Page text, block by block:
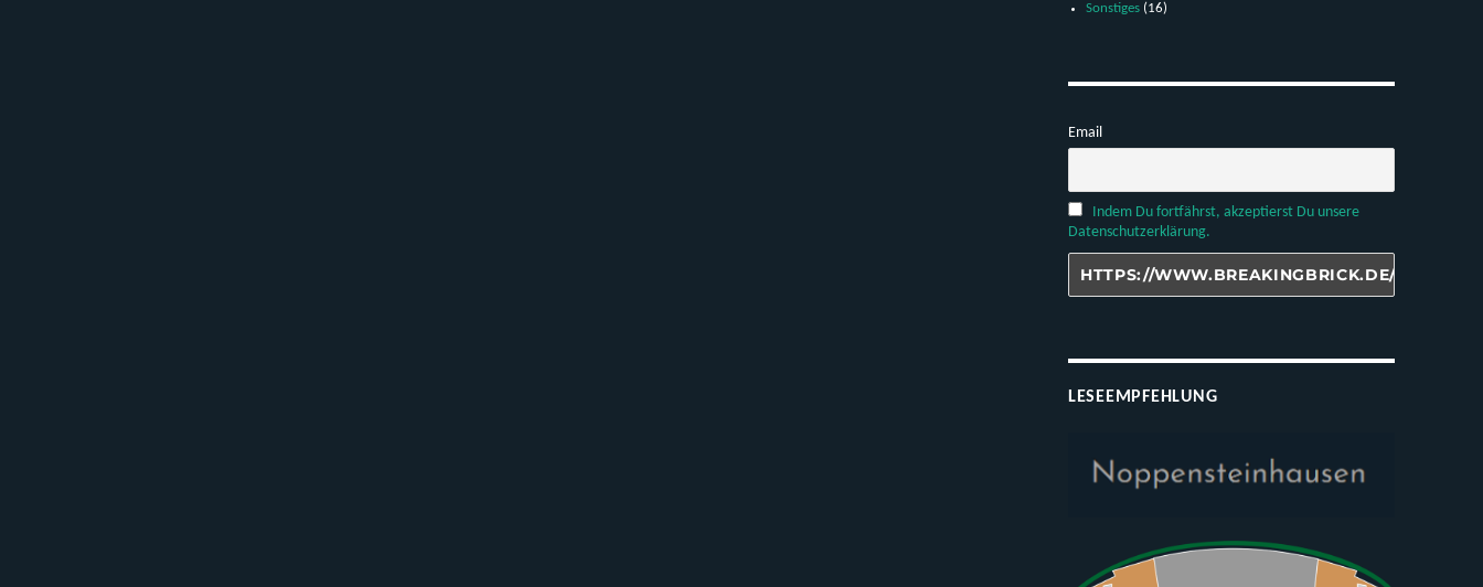
Sonstiges (16)
Email
Indem Du fortfährst, akzeptierst Du unsere
Datenschutzerklärung.
LESEEMPFEHLUNG